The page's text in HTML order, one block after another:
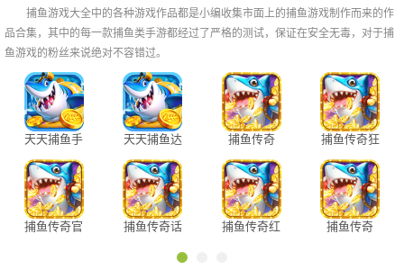
在点击下载的一念之后。
3、超炫BOSS，爆率超高
金豆鱼、全新金鲨银鲨，倍率惊人，爆率超高。
捕鱼游戏大全中的各种游戏作品都是小编收集市面上的捕鱼游戏制作而来的作
品合集，其中的每一款捕鱼类手游都经过了严格的测试，保证在安全无毒，对于捕
鱼游戏的粉丝来说绝对不容错过。
天天捕鱼手
天天捕鱼达
捕鱼传奇
捕鱼传奇狂
捕鱼传奇官
捕鱼传奇话
捕鱼传奇红
捕鱼传奇